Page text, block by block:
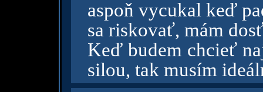
aspoň vycukal keď
sa riskovať, mám
Keď budem chcieť
silou, tak musím